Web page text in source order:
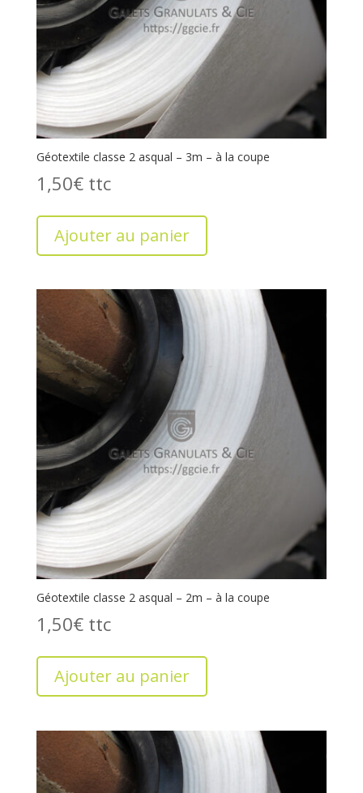
Géotextile classe 2 asqual – 3m – à la coupe
1,50€
Ajouter au panier
Géotextile classe 2 asqual – 2m – à la coupe
1,50€
Ajouter au panier